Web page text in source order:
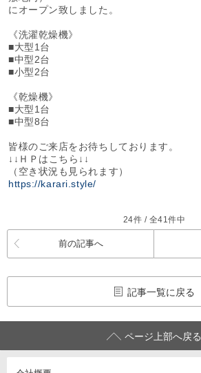
にオープン致しました。
《洗濯乾燥機》
■大型1台
■中型2台
■小型2台
《乾燥機》
■大型1台
■中型8台
皆様のご来店をお待ちしております。
↓↓ＨＰはこちら↓↓
（空き状況も見られます）
https://karari.style/
24件 / 全41件中
前の記事へ
記事一覧に戻る
ページ上部へ戻る